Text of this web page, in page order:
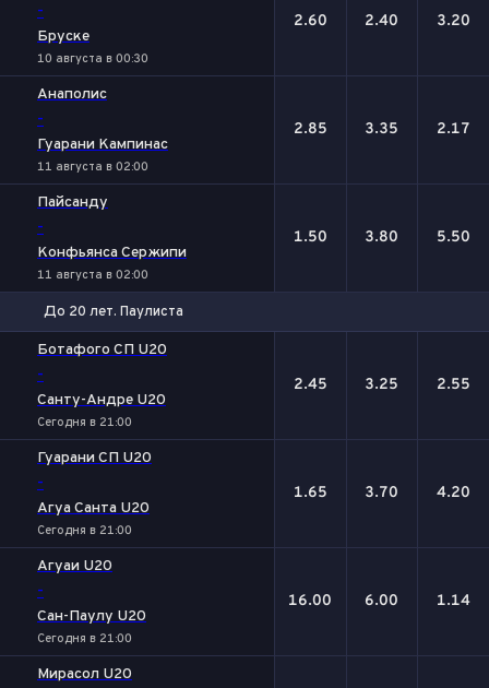
-
Бруске
10 августа в 00:30
2.60 2.40 3.20
Анаполис
-
Гуарани Кампинас
11 августа в 02:00
2.85 3.35 2.17
Пайсанду
-
Конфьянса Сержипи
11 августа в 02:00
1.50 3.80 5.50
До 20 лет. Паулиста
Ботафого СП U20
-
Санту-Андре U20
Сегодня в 21:00
2.45 3.25 2.55
Гуарани СП U20
-
Агуа Санта U20
Сегодня в 21:00
1.65 3.70 4.20
Агуаи U20
-
Сан-Паулу U20
Сегодня в 21:00
16.00 6.00 1.14
Мирасол U20